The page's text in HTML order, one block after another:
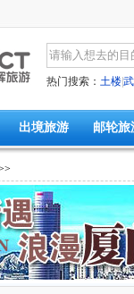
热门搜索： 土楼
出境旅游 邮轮旅